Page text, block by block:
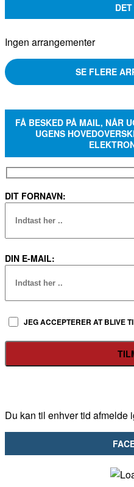
Ingen arrangementer
SE FLERE
FÅ BESKED PÅ MAIL, NÅR
UGENS
DIT FORNAVN:
DIN E-MAIL:
JEG ACCEPTERER AT BLIVE
Du kan til enhver tid afmelde